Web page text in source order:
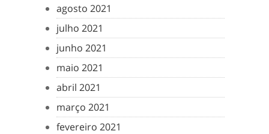
agosto 2021
julho 2021
junho 2021
maio 2021
abril 2021
março 2021
fevereiro 2021